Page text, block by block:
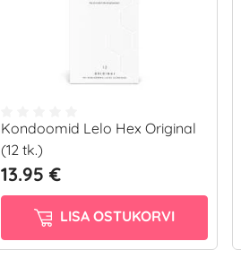
Kondoomid Lelo Hex Original
(12 tk.)
13.95 €
LISA OSTUKORVI